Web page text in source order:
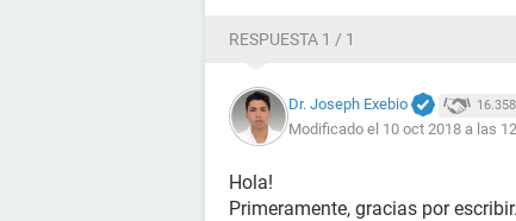
RESPUESTA 1 / 1
Dr. Joseph Exebio 16.358
Modificado el 10 oct 2018 a las
Hola!
Primeramente, gracias por